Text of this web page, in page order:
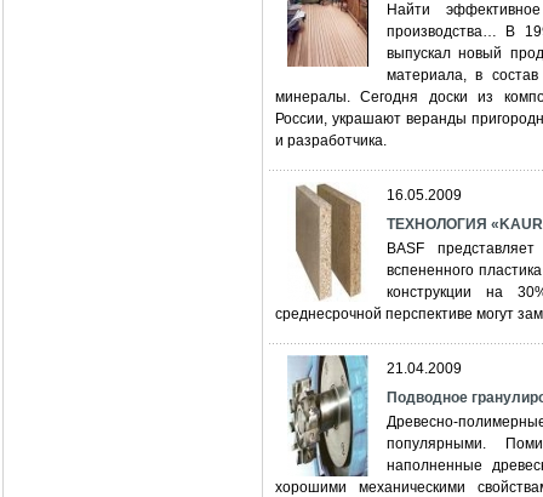
Найти
производства… В
выпускал новый
материала, в
минералы. Сегодня доски из
России, украшают веранды
и разработчика.
16.05.2009
ТЕХНОЛОГИЯ
BASF
вспененного
конструкции на
среднесрочной перспективе могут
21.04.2009
Подводное
Древесно-
популярными.
наполненные
хорошими механическими